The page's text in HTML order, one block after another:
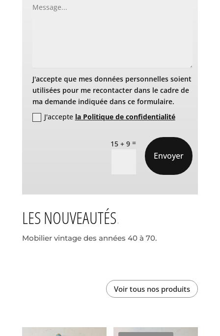
J'accepte que mes données personnelles soient
utilisées pour me recontacter dans le cadre de
ma demande indiquée dans ce formulaire.
J'accepte la Politique de confidentialité
15 + 9 =
Envoyer
LES NOUVEAUTÉS
Mobilier vintage des années 40 à 70.
Voir tous nos produits